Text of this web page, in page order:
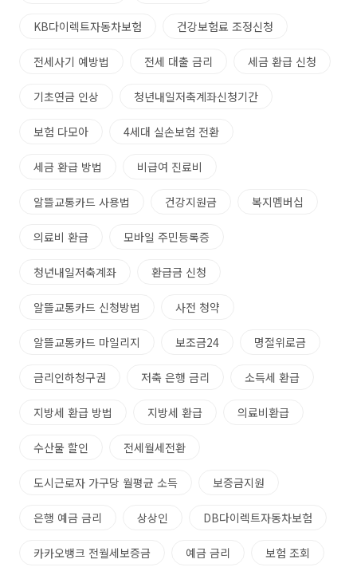
KB다이렉트자동차보험 건강보험료 조정신청
전세사기 예방법 전세 대출 금리 세금 환급 신청
기초연금 인상 청년내일저축계좌신청기간
보험 다모아 4세대 실손보험 전환
세금 환급 방법 비급여 진료비
알뜰교통카드 사용법 건강지원금 복지멤버십
의료비 환급 모바일 주민등록증
청년내일저축계좌 환급금 신청
알뜰교통카드 신청방법 사전 청약
알뜰교통카드 마일리지 보조금24 명절위로금
금리인하청구권 저축 은행 금리 소득세 환급
지방세 환급 방법 지방세 환급 의료비환급
수산물 할인 전세월세전환
도시근로자 가구당 월평균 소득 보증금지원
은행 예금 금리 상상인 DB다이렉트자동차보험
카카오뱅크 전월세보증금 예금 금리 보험 조회